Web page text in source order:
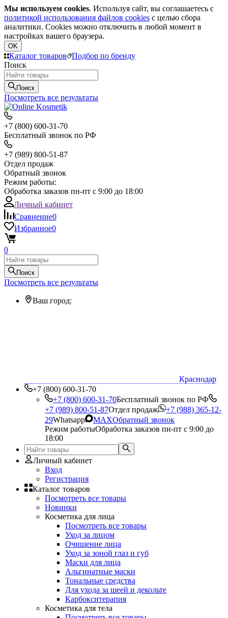
Мы используем cookies. Используя сайт, вы соглашаетесь с
политикой использования файлов cookies с целью сбора
аналитики. Cookies можно отключить в любой момент в
настройках вашего браузера.
OK
Каталог товаров
Подбор по бренду
Поиск
Поиск
Посмотреть все результаты
+7 (800) 600-31-70
Бесплатный звонок по РФ
+7 (989) 800-51-87
Отдел продаж
Обратный звонок
Режим работы:
Обработка заказов пн-пт с 9:00 до 18:00
Личный кабинет
Сравнение0
Избранное0
0
Поиск
Посмотреть все результаты
Ваш город:
Краснодар
+7 (800) 600-31-70
+7 (800) 600-31-70Бесплатный звонок по РФ
+7 (989) 800-51-87Отдел продаж
+7 (988) 365-12-
29Whatsapp MAXОбратный звонок
Режим работыОбработка заказов пн-пт с 9:00 до
18:00
Личный кабинет
Вход
Регистрация
Каталог товаров
Посмотреть все товары
Новинки
Косметика для лица
Посмотреть все товары
Уход за лицом
Очищение лица
Уход за зоной глаз и губ
Маски для лица
Альгинатные маски
Тональные средства
Для ухода за шеей и декольте
Карбокситерапия
Косметика для тела